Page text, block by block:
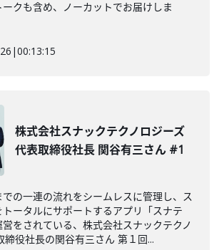
クも含め、ノーカットでお届けしま
|00:13:15
株式会社スナックテクノロジーズ
代表取締役社長 関谷有三さん #1
の一連の流れをシームレスに管理し、ス
ータルにサポートするアプリ「スナテ
をされている、株式会社スナックテクノ
締役社長の関谷有三さん 第１回...